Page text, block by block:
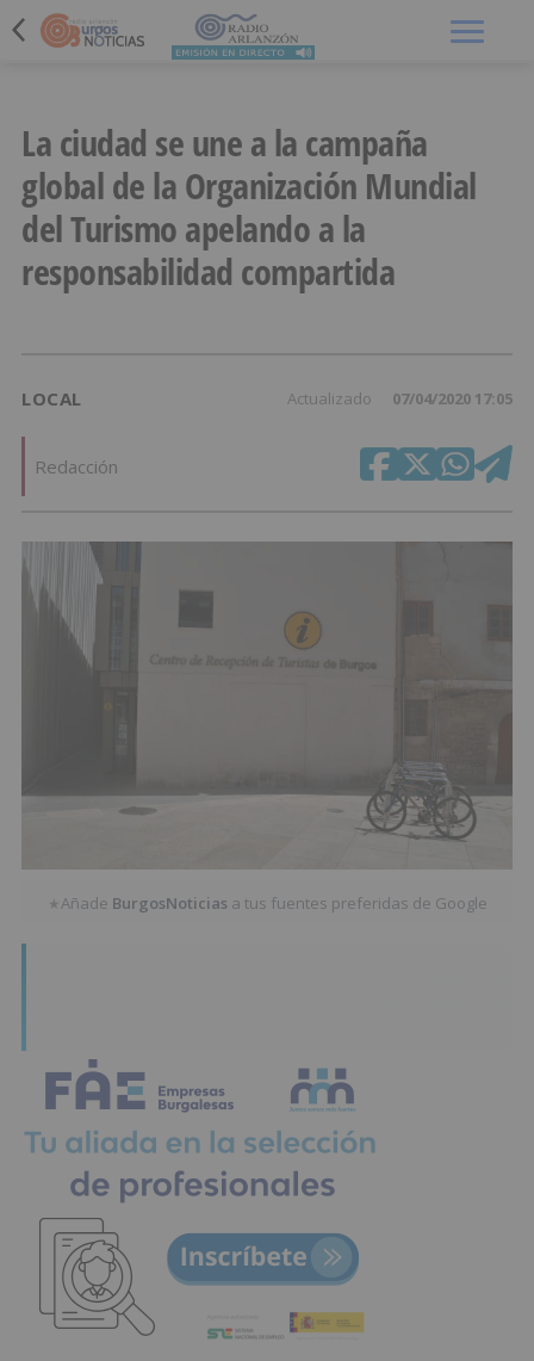
La ciudad se une a la campaña
global de la Organización Mundial
del Turismo apelando a la
responsabilidad compartida
LOCAL Actualizado 07/04/2020 17:05
Redacción
★Añade BurgosNoticias a tus fuentes preferidas de Google